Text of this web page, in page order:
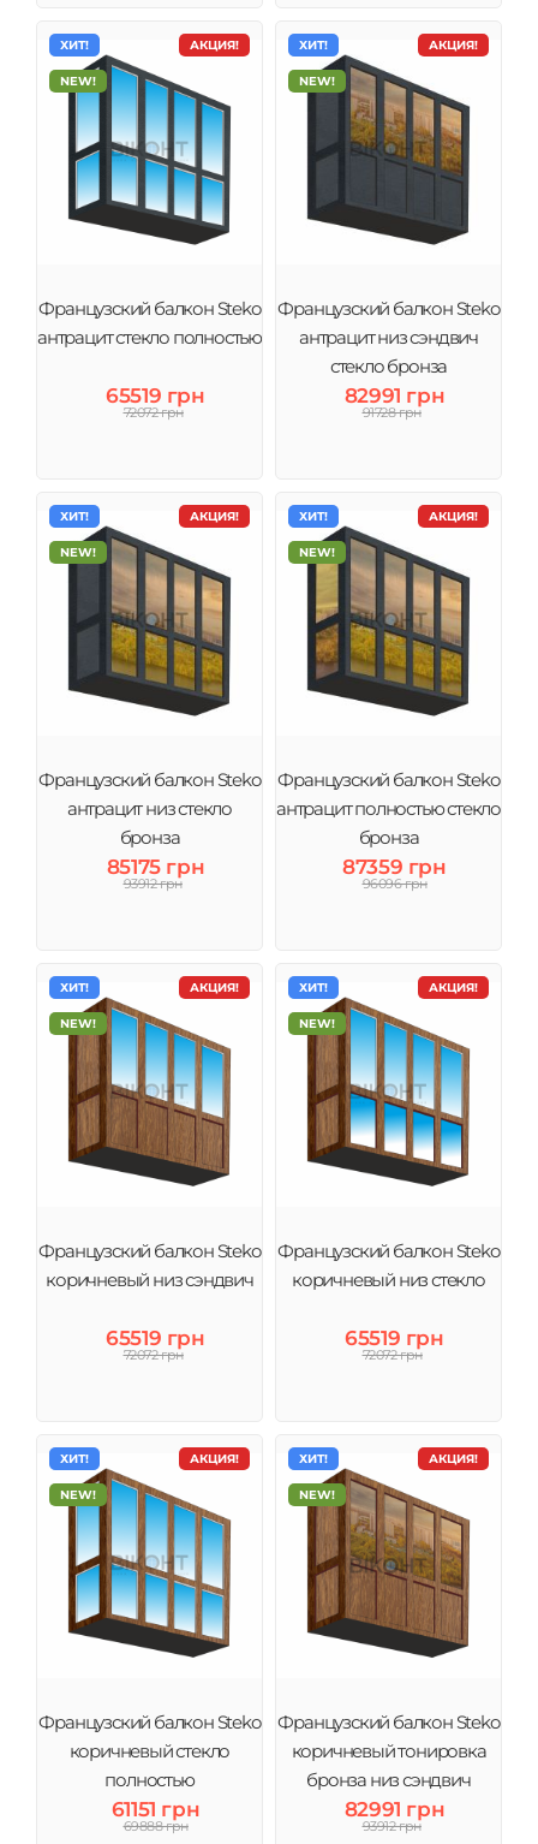
АКЦИЯ!
ХИТ!
NEW!
Французский балкон Steko
антрацит стекло полностью
65519 грн
72072 грн
АКЦИЯ!
ХИТ!
NEW!
Французский балкон Steko
антрацит низ сэндвич
стекло бронза
82991 грн
91728 грн
АКЦИЯ!
ХИТ!
NEW!
Французский балкон Steko
антрацит низ стекло
бронза
85175 грн
93912 грн
АКЦИЯ!
ХИТ!
NEW!
Французский балкон Steko
антрацит полностью стекло
бронза
87359 грн
96096 грн
АКЦИЯ!
ХИТ!
NEW!
Французский балкон Steko
коричневый низ сэндвич
65519 грн
72072 грн
АКЦИЯ!
ХИТ!
NEW!
Французский балкон Steko
коричневый низ стекло
65519 грн
72072 грн
АКЦИЯ!
ХИТ!
NEW!
Французский балкон Steko
коричневый стекло
полностью
61151 грн
69888 грн
АКЦИЯ!
ХИТ!
NEW!
Французский балкон Steko
коричневый тонировка
бронза низ сэндвич
82991 грн
93912 грн